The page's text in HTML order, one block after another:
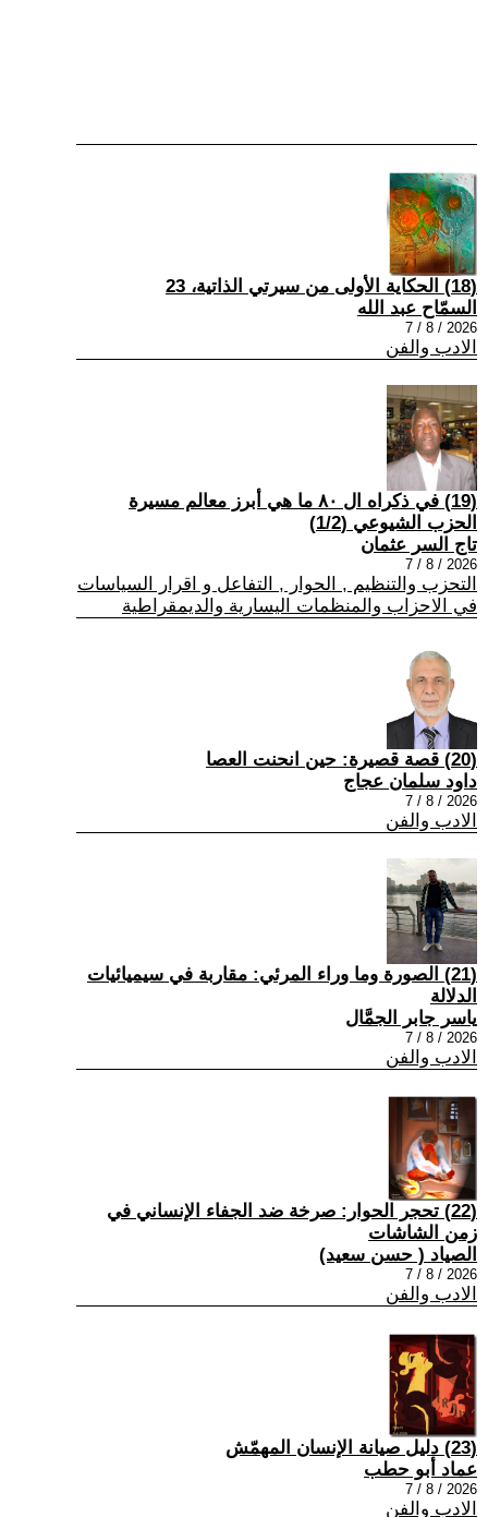
(18) الحكاية الأولى من سيرتي الذاتية، 23
السمّاح عبد الله
2026 / 8 / 7
الادب والفن
(19) في ذكراه ال ٨٠ ما هي أبرز معالم مسيرة
الحزب الشيوعي (1/2)
تاج السر عثمان
2026 / 8 / 7
التحزب والتنظيم , الحوار , التفاعل و اقرار السياسات
في الاحزاب والمنظمات اليسارية والديمقراطية
(20) قصة قصيرة: حين انحنت العصا
داود سلمان عجاج
2026 / 8 / 7
الادب والفن
(21) الصورة وما وراء المرئي: مقاربة في سيميائيات
الدلالة
ياسر جابر الجمَّال
2026 / 8 / 7
الادب والفن
(22) تحجر الحوار: صرخة ضد الجفاء الإنساني في
زمن الشاشات
الصياد ‏( حسن سعيد‏)
2026 / 8 / 7
الادب والفن
(23) دليل صيانة الإنسان المهمّش
عماد أبو حطب
2026 / 8 / 7
الادب والفن